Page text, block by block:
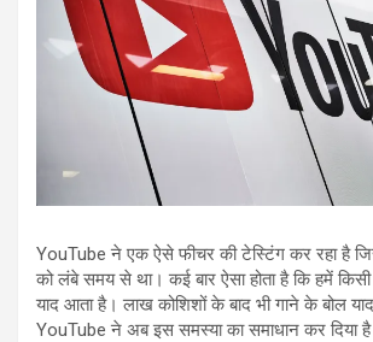
YouTube ने एक ऐसे फीचर की टेस्टिंग कर रहा है
को लंबे समय से था। कई बार ऐसा होता है कि हमें किसी
याद आता है। लाख कोशिशों के बाद भी गाने के बोल
YouTube ने अब इस समस्या का समाधान कर दिया